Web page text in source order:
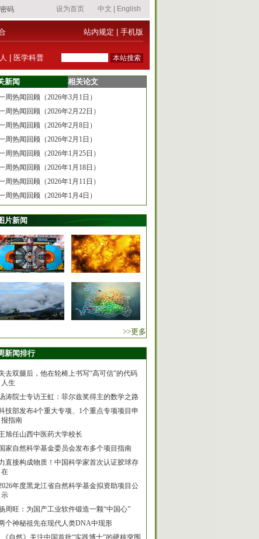
站内规定 手机版
医学科普
新闻 相关论文
周热闻回顾（2026年3月1日）
周热闻回顾（2026年2月22日）
周热闻回顾（2026年2月8日）
周热闻回顾（2026年2月1日）
周热闻回顾（2026年1月25日）
周热闻回顾（2026年1月18日）
周热闻回顾（2026年1月11日）
周热闻回顾（2026年1月4日）
片新闻
>>更多
新闻排行
去双腿后，他在轮椅上书写“高可信”的代码
人生
涛院士专访王虹：菲尔兹奖得主的数学之路
技部发布4个重大专项、1个重点专项项目申
报指南
旭任山西中医药大学校长
国家自然科学基金委员会发布多个项目指南
直接构成物质！中国科学家首次认证胶球存
在
年度黑龙江省自然科学基金拟资助项目公
示
周旺：为国产工业软件锻造一颗“中国心”
个神秘祖先在现代人类DNA中现形
《自然》关注中国首批“实践博士”的硬核突围